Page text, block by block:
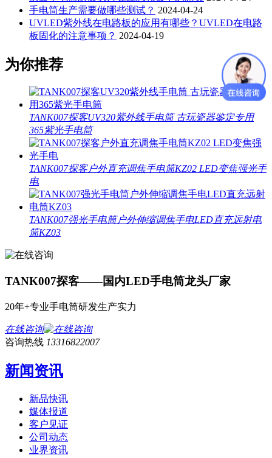
手电筒生产需要做哪些测试？ 2024-04-24
UVLED紫外线在电路板的应用有哪些？UVLED在电路
板固化的注意事项？ 2024-04-19
为你推荐
TANK007探客UV320紫外线手电筒 古玩瓷器鉴定专用
365紫光手电筒
TANK007探客户外直充调焦手电筒KZ02 LED变焦强光手
电
TANK007强光手电筒户外伸缩调焦手电LED直充远射电
筒KZ03
TANK007探客——国内LED手电筒龙头厂家
20年+专业手电筒研发生产实力
在线咨询
咨询热线 13316822007
新闻资讯
新品快讯
媒体报道
客户见证
公司动态
业界资讯